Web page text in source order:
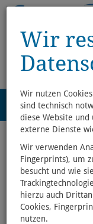
Wir
Wir nutzen
sind technisch
diese Website und
externe Dienste
Wir verwenden
Fingerprints), um
besucht und wie
hierzu auch
Cookies,
nutzen.
Menü
Wir
Zeitz